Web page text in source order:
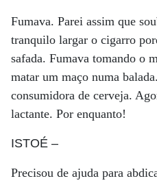
Fumava. Parei assim que
tranquilo largar o cigarro
safada. Fumava tomando o
matar um maço numa
consumidora de cerveja.
lactante. Por enquanto!
ISTOÉ –
Precisou de ajuda para